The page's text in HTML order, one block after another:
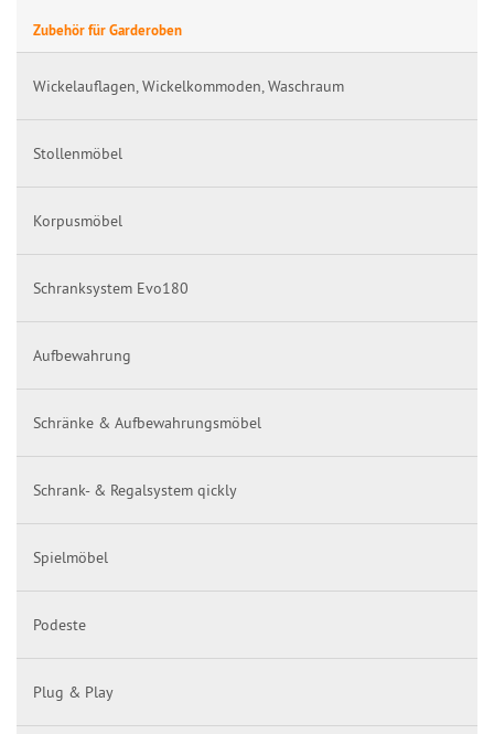
Zubehör für Garderoben
Wickelauflagen, Wickelkommoden, Waschraum
Stollenmöbel
Korpusmöbel
Schranksystem Evo180
Aufbewahrung
Schränke & Aufbewahrungsmöbel
Schrank- & Regalsystem qickly
Spielmöbel
Podeste
Plug & Play